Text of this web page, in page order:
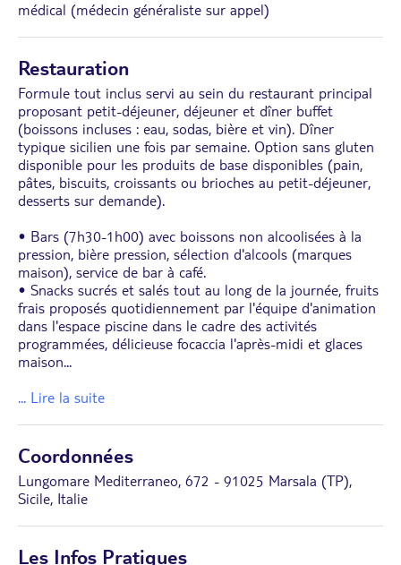
médical (médecin généraliste sur appel)
Restauration
Formule tout inclus servi au sein du restaurant principal
proposant petit-déjeuner, déjeuner et dîner buffet
(boissons incluses : eau, sodas, bière et vin). Dîner
typique sicilien une fois par semaine. Option sans gluten
disponible pour les produits de base disponibles (pain,
pâtes, biscuits, croissants ou brioches au petit-déjeuner,
desserts sur demande).
• Bars (7h30-1h00) avec boissons non alcoolisées à la
pression, bière pression, sélection d'alcools (marques
maison), service de bar à café.
• Snacks sucrés et salés tout au long de la journée, fruits
frais proposés quotidiennement par l'équipe d'animation
dans l'espace piscine dans le cadre des activités
programmées, délicieuse focaccia l'après-midi et glaces
maison...
... Lire la suite
Coordonnées
Lungomare Mediterraneo, 672 - 91025 Marsala (TP),
Sicile, Italie
Les Infos Pratiques